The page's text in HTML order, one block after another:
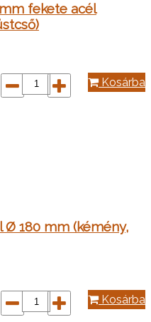
fekete acél
Kosárba
Ø 180 mm (kémény,
Kosárba